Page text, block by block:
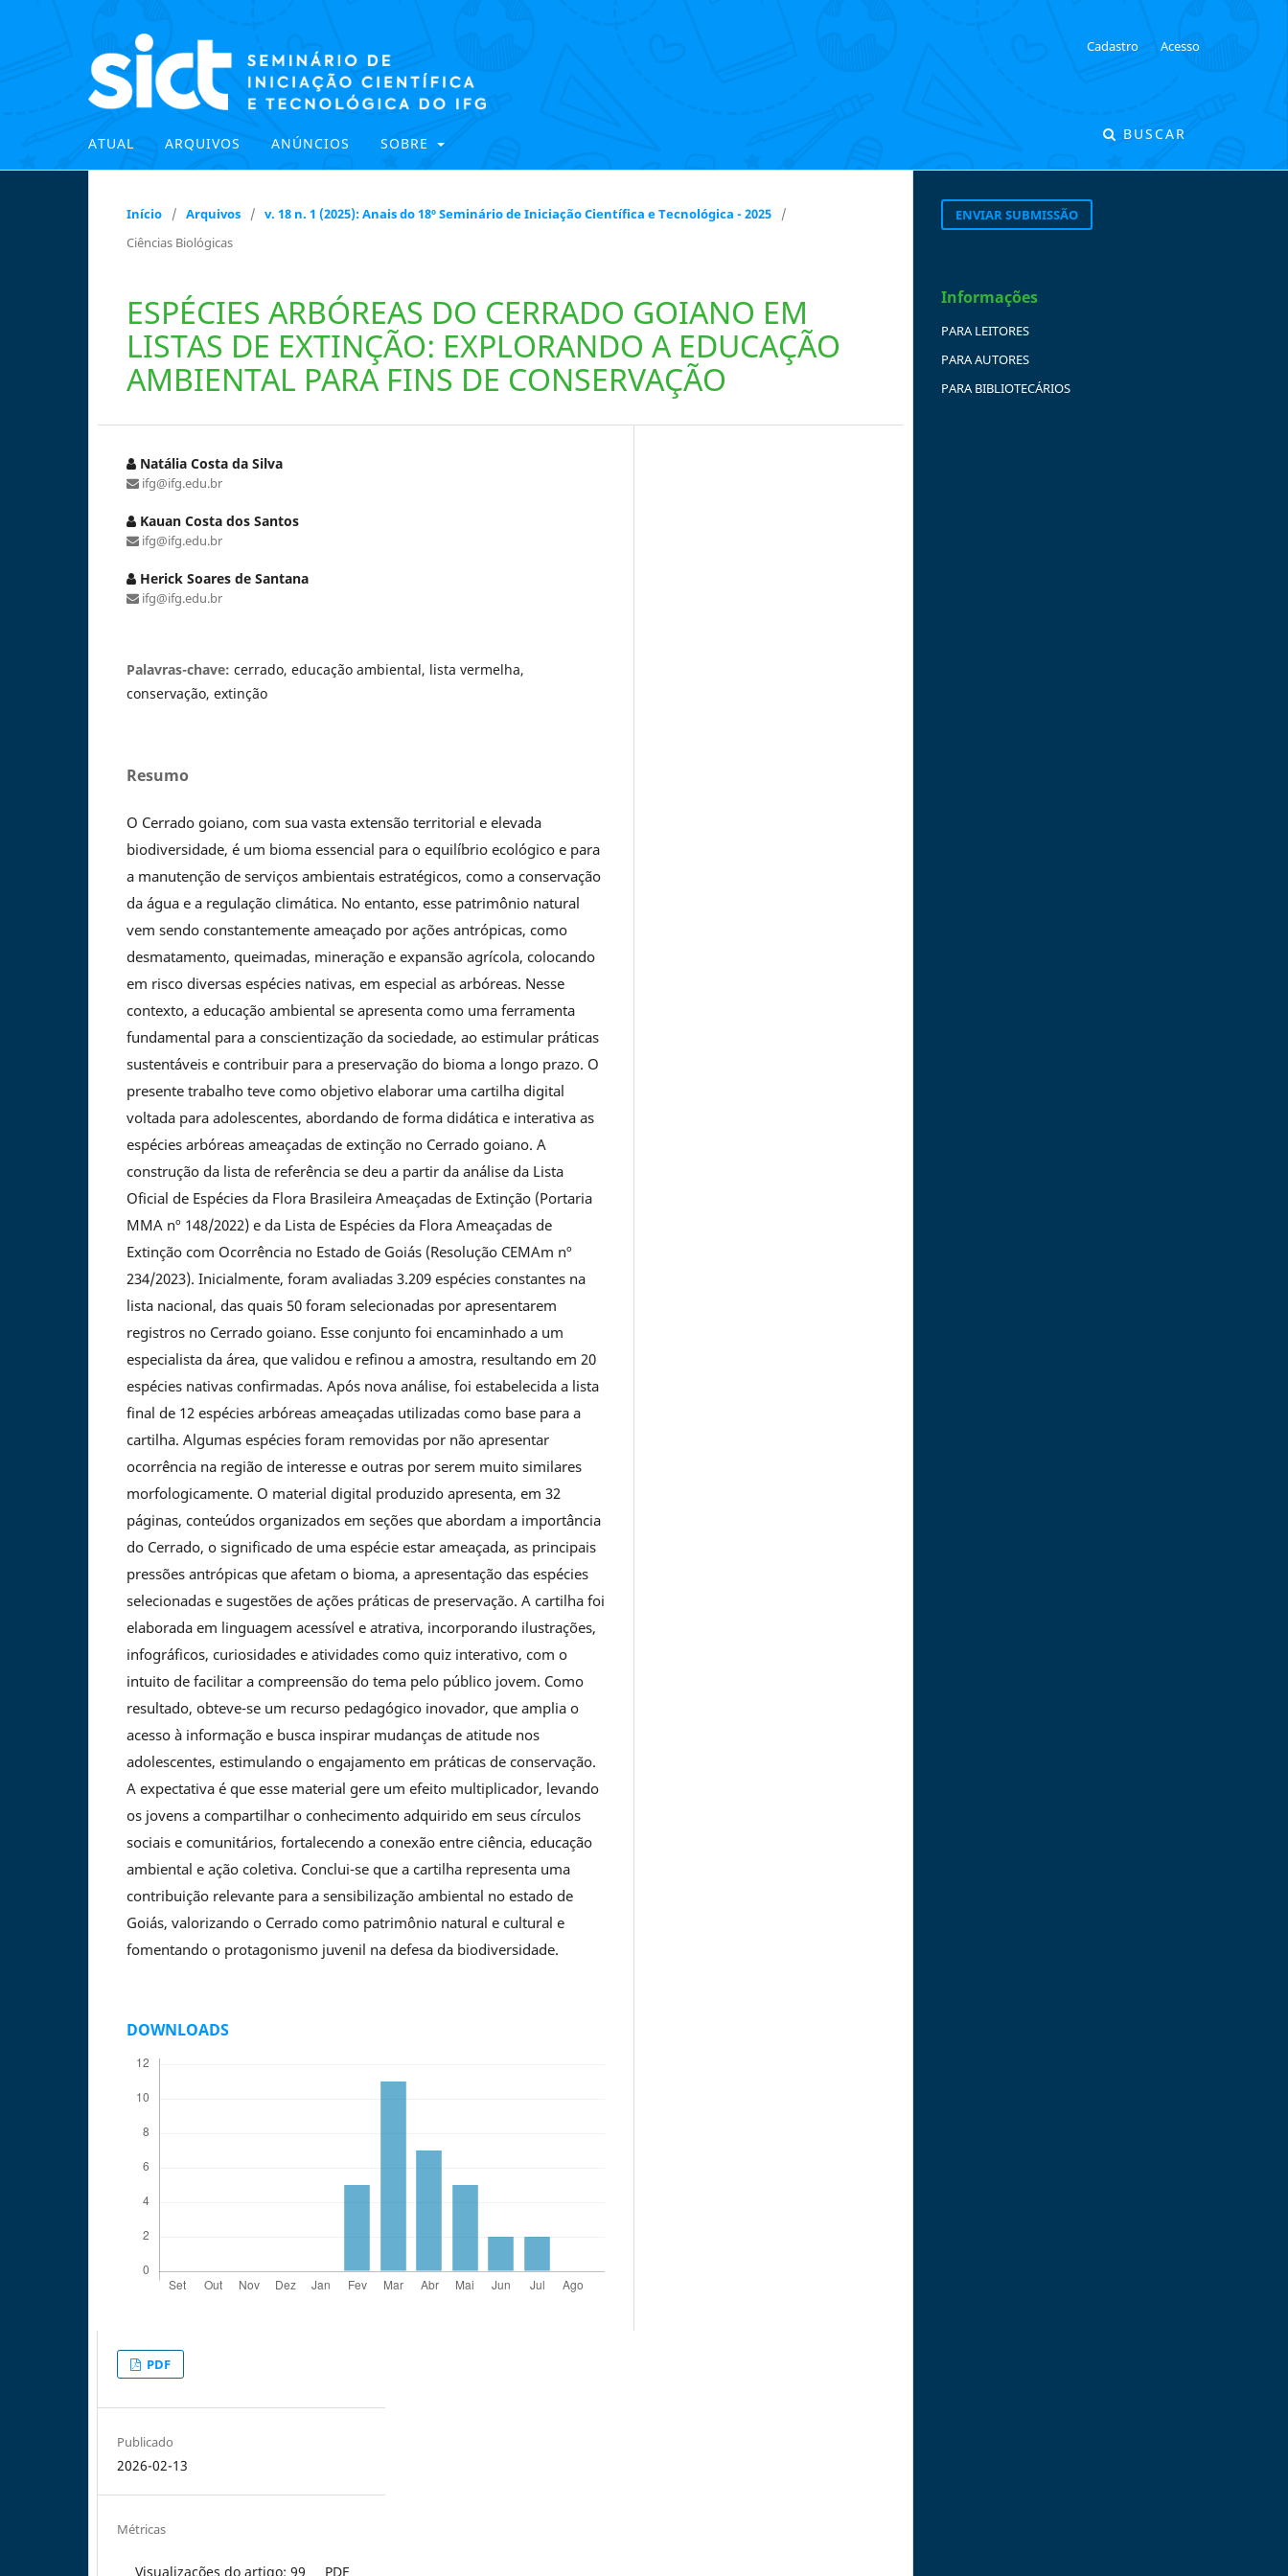
ATUAL ARQUIVOS ANÚNCIOS SOBRE
BUSCAR
Cadastro Acesso
Início / Arquivos / v. 18 n. 1 (2025): Anais do 18º Seminário de Iniciação Científica e Tecnológica - 2025
/
Ciências Biológicas
ESPÉCIES ARBÓREAS DO CERRADO GOIANO EM
LISTAS DE EXTINÇÃO: EXPLORANDO A EDUCAÇÃO
AMBIENTAL PARA FINS DE CONSERVAÇÃO
Natália Costa da Silva
ifg@ifg.edu.br
Kauan Costa dos Santos
ifg@ifg.edu.br
Herick Soares de Santana
ifg@ifg.edu.br
Palavras-chave: cerrado, educação ambiental, lista vermelha,
conservação, extinção
Resumo
O Cerrado goiano, com sua vasta extensão territorial e elevada
biodiversidade, é um bioma essencial para o equilíbrio ecológico e para
a manutenção de serviços ambientais estratégicos, como a conservação
da água e a regulação climática. No entanto, esse patrimônio natural
vem sendo constantemente ameaçado por ações antrópicas, como
desmatamento, queimadas, mineração e expansão agrícola, colocando
em risco diversas espécies nativas, em especial as arbóreas. Nesse
contexto, a educação ambiental se apresenta como uma ferramenta
fundamental para a conscientização da sociedade, ao estimular práticas
sustentáveis e contribuir para a preservação do bioma a longo prazo. O
presente trabalho teve como objetivo elaborar uma cartilha digital
voltada para adolescentes, abordando de forma didática e interativa as
espécies arbóreas ameaçadas de extinção no Cerrado goiano. A
construção da lista de referência se deu a partir da análise da Lista
Oficial de Espécies da Flora Brasileira Ameaçadas de Extinção (Portaria
MMA nº 148/2022) e da Lista de Espécies da Flora Ameaçadas de
Extinção com Ocorrência no Estado de Goiás (Resolução CEMAm nº
234/2023). Inicialmente, foram avaliadas 3.209 espécies constantes na
lista nacional, das quais 50 foram selecionadas por apresentarem
registros no Cerrado goiano. Esse conjunto foi encaminhado a um
especialista da área, que validou e refinou a amostra, resultando em 20
espécies nativas confirmadas. Após nova análise, foi estabelecida a lista
final de 12 espécies arbóreas ameaçadas utilizadas como base para a
cartilha. Algumas espécies foram removidas por não apresentar
ocorrência na região de interesse e outras por serem muito similares
morfologicamente. O material digital produzido apresenta, em 32
páginas, conteúdos organizados em seções que abordam a importância
do Cerrado, o significado de uma espécie estar ameaçada, as principais
pressões antrópicas que afetam o bioma, a apresentação das espécies
selecionadas e sugestões de ações práticas de preservação. A cartilha foi
elaborada em linguagem acessível e atrativa, incorporando ilustrações,
infográficos, curiosidades e atividades como quiz interativo, com o
intuito de facilitar a compreensão do tema pelo público jovem. Como
resultado, obteve-se um recurso pedagógico inovador, que amplia o
acesso à informação e busca inspirar mudanças de atitude nos
adolescentes, estimulando o engajamento em práticas de conservação.
A expectativa é que esse material gere um efeito multiplicador, levando
os jovens a compartilhar o conhecimento adquirido em seus círculos
sociais e comunitários, fortalecendo a conexão entre ciência, educação
ambiental e ação coletiva. Conclui-se que a cartilha representa uma
contribuição relevante para a sensibilização ambiental no estado de
Goiás, valorizando o Cerrado como patrimônio natural e cultural e
fomentando o protagonismo juvenil na defesa da biodiversidade.
DOWNLOADS
PDF
Publicado
2026-02-13
Métricas
Visualizações do artigo: 99
PDF
ENVIAR SUBMISSÃO
Informações
PARA LEITORES
PARA AUTORES
PARA BIBLIOTECÁRIOS